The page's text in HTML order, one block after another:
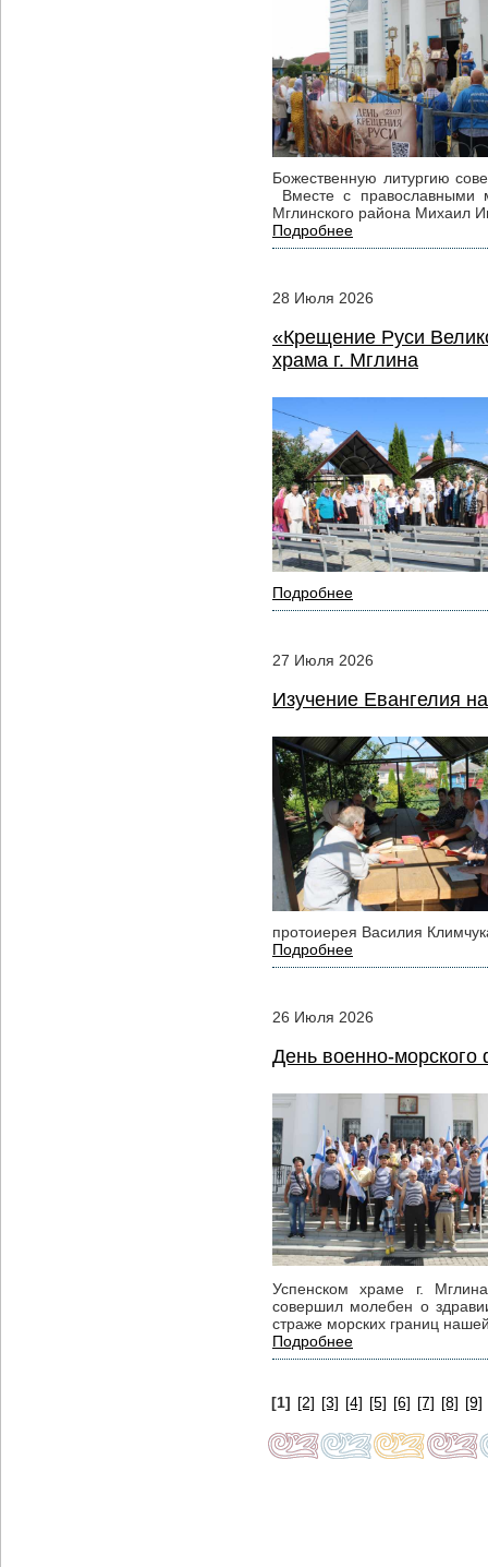
Божественную литургию
Вместе с православными
Мглинского района Михаил
Подробнее
28 Июля 2026
«Крещение Руси
храма г. Мглина
Подробнее
27 Июля 2026
Изучение Евангелия
протоиерея Василия
Подробнее
26 Июля 2026
День военно-
Успенском храме г.
совершил молебен о
страже морских границ
Подробнее
[1] [2] [3] [4] [5] [6] [7] [8] [9]